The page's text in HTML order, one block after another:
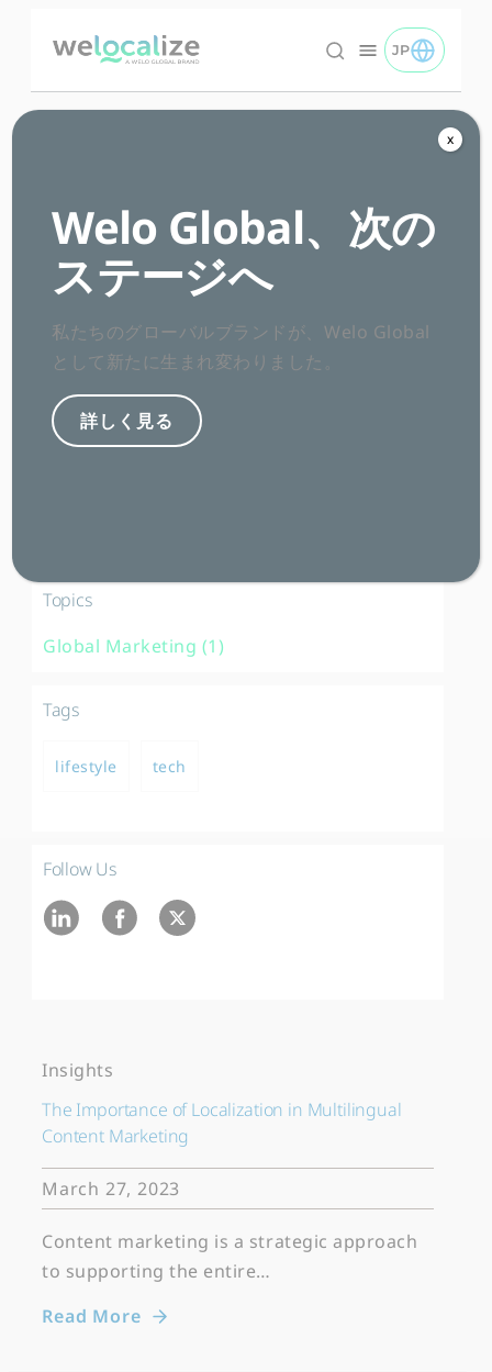
ン
日本語 logo
JP
TOGGLE JP
Global
Marketing
Categories
Topics
Global Marketing (1)
Tags
lifestyle tech
Follow Us
Insights
The Importance of Localization in Multilingual
Content Marketing
March 27, 2023
Content marketing is a strategic approach
to supporting the entire…
Read More
Welo Global、次の
ステージへ
私たちのグローバルブランドが、Welo Global
として新たに生まれ変わりました。
詳しく見る
x